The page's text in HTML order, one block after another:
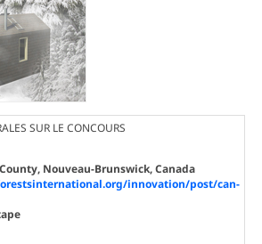
SUR LE CONCOURS
Nouveau-Brunswick, Canada
innovation/post/can-